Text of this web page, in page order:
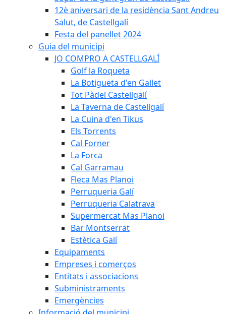
12è aniversari de la residència Sant Andreu
Salut, de Castellgalí
Festa del panellet 2024
Guia del municipi
JO COMPRO A CASTELLGALÍ
Golf la Roqueta
La Botigueta d'en Gallet
Tot Pàdel Castellgalí
La Taverna de Castellgalí
La Cuina d'en Tikus
Els Torrents
Cal Forner
La Forca
Cal Garramau
Fleca Mas Planoi
Perruqueria Galí
Perruqueria Calatrava
Supermercat Mas Planoi
Bar Montserrat
Estètica Galí
Equipaments
Empreses i comerços
Entitats i associacions
Subministraments
Emergències